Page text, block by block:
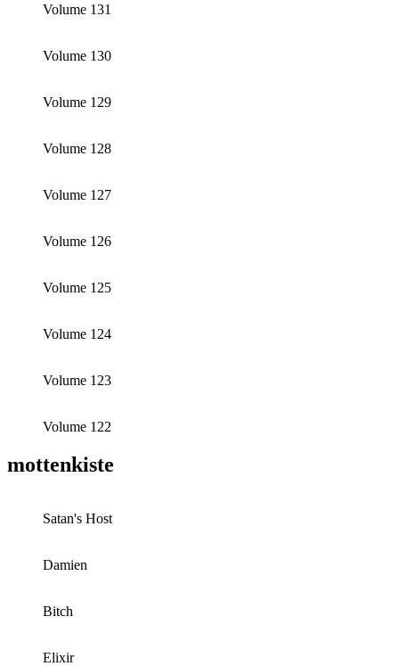
Volume 131
Volume 130
Volume 129
Volume 128
Volume 127
Volume 126
Volume 125
Volume 124
Volume 123
Volume 122
mottenkiste
Satan's Host
Damien
Bitch
Elixir